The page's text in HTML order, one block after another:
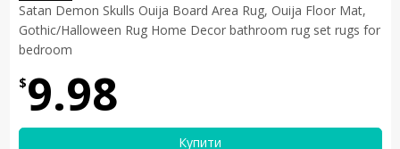
Satan Demon Skulls Ouija Board Area Rug, Ouija Floor Mat,
Gothic/Halloween Rug Home Decor bathroom rug set rugs for
bedroom
$9.98
Купити